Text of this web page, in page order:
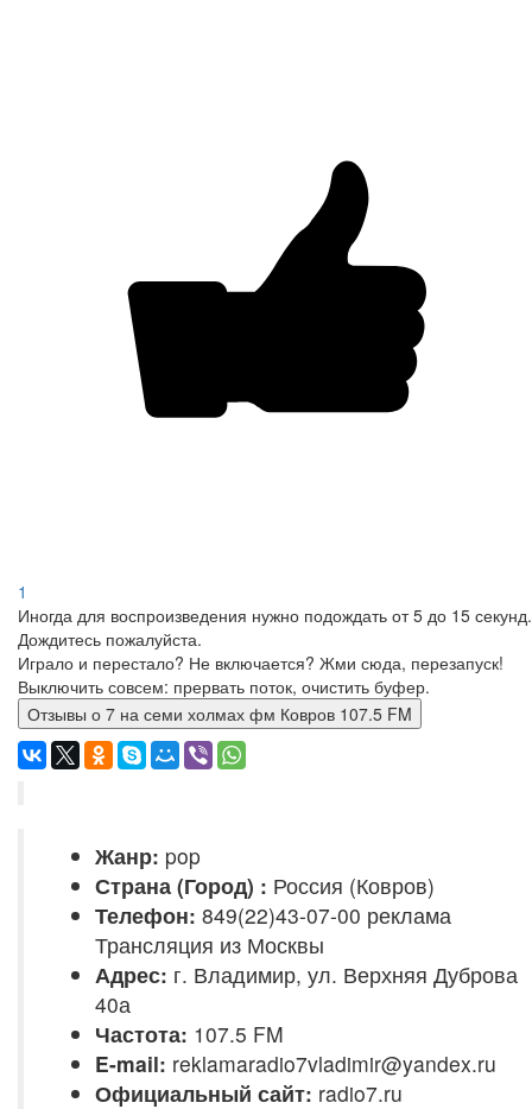
1
Иногда для воспроизведения нужно подождать от 5 до 15 секунд.
Дождитесь пожалуйста.
Играло и перестало? Не включается? Жми сюда, перезапуск!
Выключить совсем: прервать поток, очистить буфер.
Отзывы о 7 на семи холмах фм Ковров 107.5 FM
Жанр: pop
Страна (Город) : Россия (Ковров)
Телефон: 849(22)43-07-00 реклама
Трансляция из Москвы
Адрес: г. Владимир, ул. Верхняя Дуброва
40а
Частота: 107.5 FM
E-mail: reklamaradio7vladimir@yandex.ru
Официальный сайт: radio7.ru